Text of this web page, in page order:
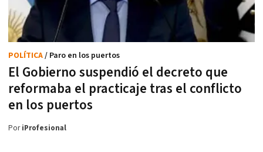
El Gobierno suspendió el decreto que
reformaba el practicaje tras el conflicto
en los puertos
POLÍTICA/ Paro en los puertos
PoriProfesional